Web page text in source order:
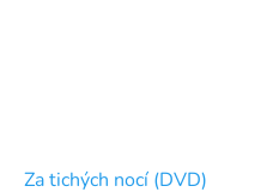
Za tichých nocí (DVD)